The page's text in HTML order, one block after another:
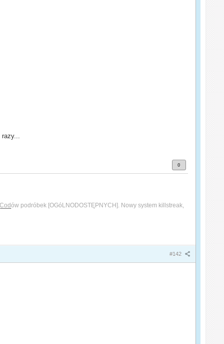
0
Codów podróbek [OGóLNODOSTĘPNYCH]. Nowy system killstreak,
#142